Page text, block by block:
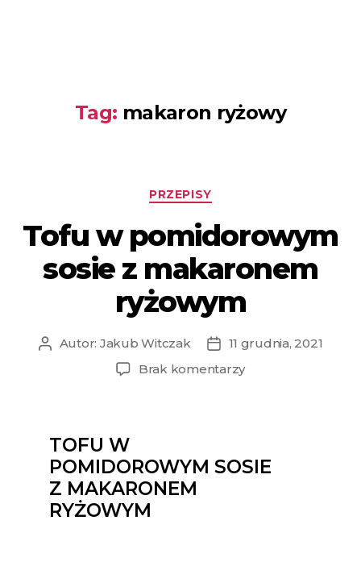
Tag: makaron ryżowy
PRZEPISY
Tofu w pomidorowym
sosie z makaronem
ryżowym
Autor: Jakub Witczak
11 grudnia, 2021
Brak komentarzy
TOFU W
POMIDOROWYM SOSIE
Z MAKARONEM
RYŻOWYM